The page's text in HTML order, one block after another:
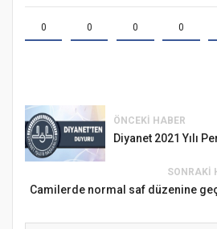
0 0 0 0
ÖNCEKI HABER
Diyanet 2021 Yılı
SONRAKI
Camilerde normal saf düzenine